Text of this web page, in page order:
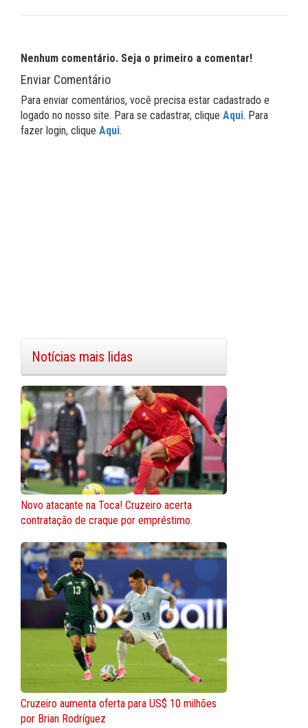
Nenhum comentário. Seja o primeiro a comentar!
Enviar Comentário
Para enviar comentários, você precisa estar cadastrado e
logado no nosso site. Para se cadastrar, clique Aqui. Para
fazer login, clique Aqui.
Notícias mais lidas
Novo atacante na Toca! Cruzeiro acerta
contratação de craque por empréstimo.
Cruzeiro aumenta oferta para US$ 10 milhões
por Brian Rodríguez